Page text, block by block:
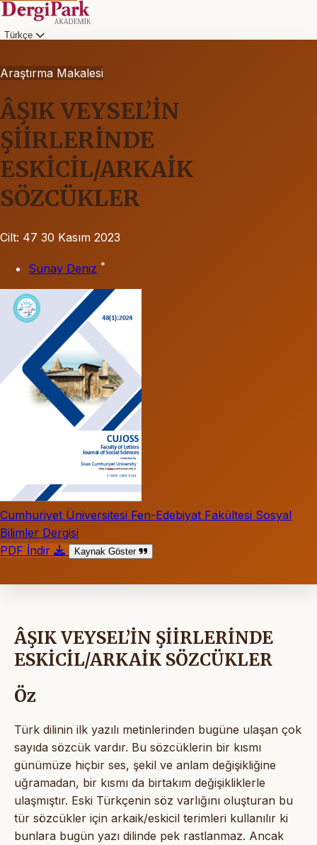
Türkçe
Araştırma Makalesi
ÂŞIK VEYSEL’İN
ŞİİRLERİNDE
ESKİCİL/ARKAİK
SÖZCÜKLER
Cilt: 47 30 Kasım 2023
Sunay Deniz *
Cumhuriyet Üniversitesi Fen-Edebiyat Fakültesi Sosyal
Bilimler Dergisi
PDF İndir
Kaynak Göster
ÂŞIK VEYSEL’İN ŞİİRLERİNDE
ESKİCİL/ARKAİK SÖZCÜKLER
Öz
Türk dilinin ilk yazılı metinlerinden bugüne ulaşan çok
sayıda sözcük vardır. Bu sözcüklerin bir kısmı
günümüze hiçbir ses, şekil ve anlam değişikliğine
uğramadan, bir kısmı da birtakım değişikliklerle
ulaşmıştır. Eski Türkçenin söz varlığını oluşturan bu
tür sözcükler için arkaik/eskicil terimleri kullanılır ki
bunlara bugün yazı dilinde pek rastlanmaz. Ancak